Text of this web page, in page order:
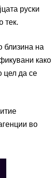
руски
тек.
близина на
како
цел да се
во